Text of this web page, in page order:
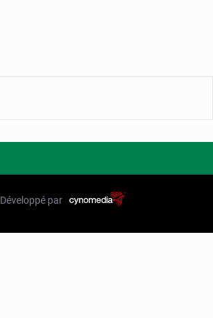
Développé par